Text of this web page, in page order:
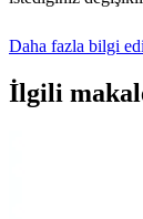
Daha fazla bilgi
İlgili